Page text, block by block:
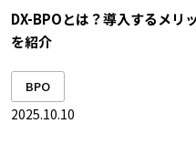
DX-BPOとは？導入するメリ
を紹介
BPO
2025.10.10